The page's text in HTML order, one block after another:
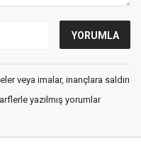
veya imalar, inançlara saldırı
yazılmış yorumlar